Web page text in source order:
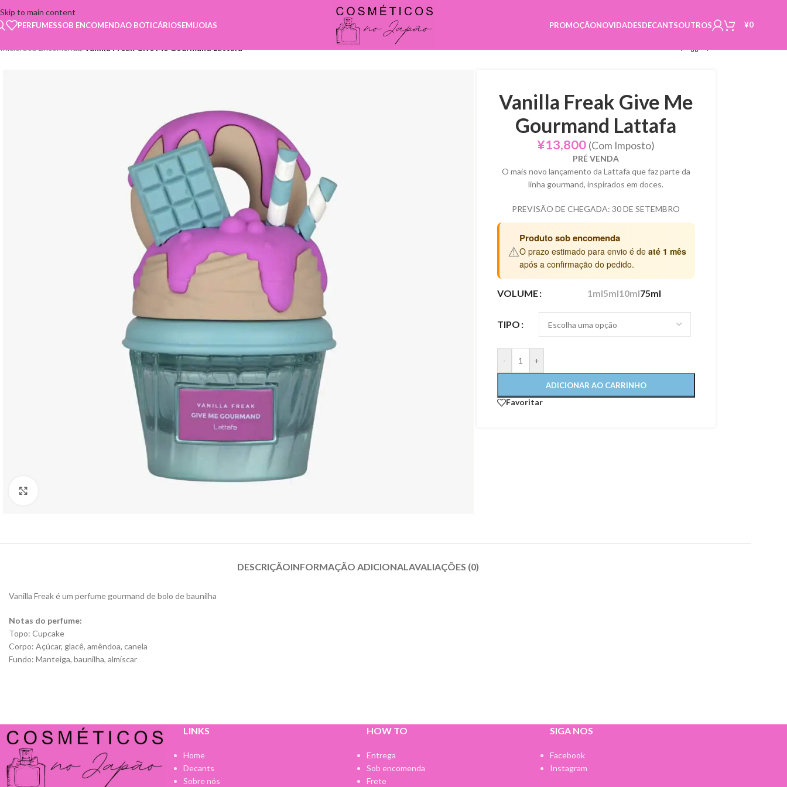
Skip to main content
PERFUMESSOB ENCOMENDAO BOTICÁRIOSEMIJOIAS PROMOÇÃONOVIDADESDECANTSOUTROS ¥0
Início/Sob Encomenda/Vanilla Freak Give Me Gourmand Lattafa
Vanilla Freak Give Me
Gourmand Lattafa
¥13,800 (Com Imposto)
PRÉ VENDA
O mais novo lançamento da Lattafa que faz parte da
linha gourmand, inspirados em doces.
PREVISÃO DE CHEGADA: 30 DE SETEMBRO
⚠️
Produto sob encomenda
O prazo estimado para envio é de até 1 mês
após a confirmação do pedido.
VOLUME 1ml5ml10ml75ml
TIPO
- +
ADICIONAR AO CARRINHO
Favoritar
DESCRIÇÃOINFORMAÇÃO ADICIONALAVALIAÇÕES (0)
Vanilla Freak é um perfume gourmand de bolo de baunilha
Notas do perfume:
Topo: Cupcake
Corpo: Açúcar, glacê, amêndoa, canela
Fundo: Manteiga, baunilha, almíscar
LINKS
Home
Decants
Sobre nós
HOW TO
Entrega
Sob encomenda
Frete
SIGA NOS
Facebook
Instagram